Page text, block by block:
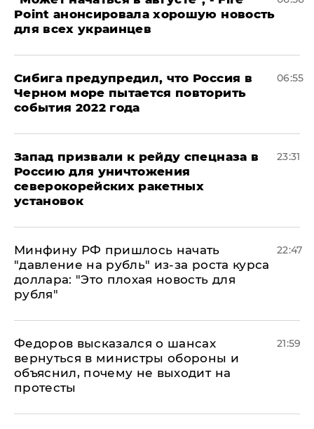
Point анонсировала хорошую новость
для всех украинцев
Сибига предупредил, что Россия в
Черном море пытается повторить
события 2022 года
06:55
Запад призвали к рейду спецназа в
Россию для уничтожения
северокорейских ракетных
установок
23:31
Минфину РФ пришлось начать
"давление на рубль" из-за роста курса
доллара: "Это плохая новость для
рубля"
22:47
Федоров высказался о шансах
вернуться в министры обороны и
объяснил, почему не выходит на
протесты
21:59